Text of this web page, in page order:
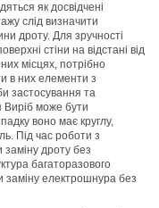
як досвідчені
слід визначити
дроту. Для зручності
стіни на відстані від
місцях, потрібно
в них елементи з
застосування та
Виріб може бути
воно має круглу,
Під час роботи з
дроту без
багаторазового
електрошнура без